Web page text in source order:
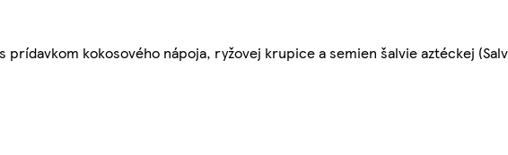
kokosového nápoja, ryžovej krupice a semien šalvie aztéckej